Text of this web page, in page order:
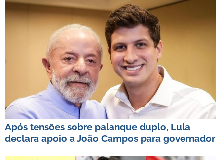
Após tensões sobre palanque duplo, Lula
declara apoio a João Campos para governador